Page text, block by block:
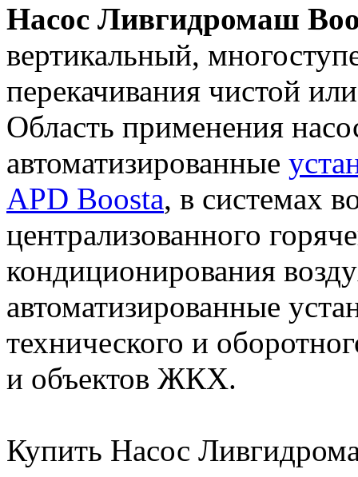
Насос Ливгидромаш
вертикальный,
перекачивания чистой
Область применения
автоматизированные
APD Boosta, в системах
централизованного
кондиционирования
автоматизированные
технического и
и объектов ЖКХ.
Купить Насос